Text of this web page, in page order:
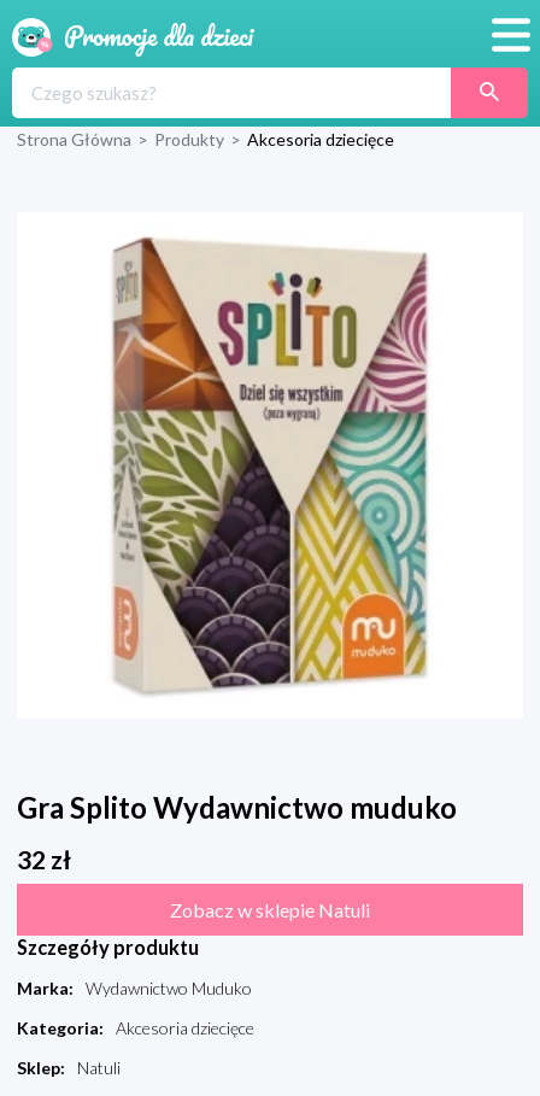
Produkty
Wyprawka
Strona Główna > Produkty > Akcesoria dziecięce
Gra Splito Wydawnictwo muduko
32 zł
Zobacz w sklepie Natuli
Szczegóły produktu
Marka:
Wydawnictwo Muduko
Kategoria:
Akcesoria dziecięce
Sklep:
Natuli